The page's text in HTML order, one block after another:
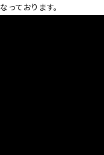
ております。